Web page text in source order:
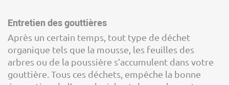
Entretien des gouttières
Après un certain temps, tout type de déchet
organique tels que la mousse, les feuilles des
arbres ou de la poussière s’accumulent dans votre
gouttière. Tous ces déchets, empêche la bonne